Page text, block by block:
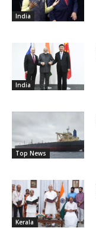
India
India
Top News
Kerala